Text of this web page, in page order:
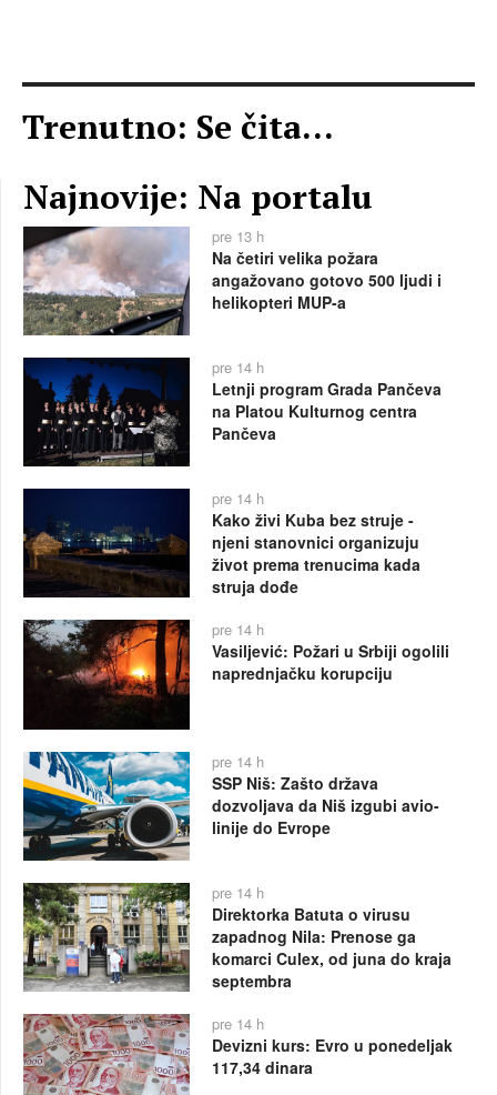
Trenutno: Se čita...
Najnovije: Na portalu
pre 13 h
Na četiri velika požara
angažovano gotovo 500 ljudi i
helikopteri MUP-a
pre 14 h
Letnji program Grada Pančeva
na Platou Kulturnog centra
Pančeva
pre 14 h
Kako živi Kuba bez struje -
njeni stanovnici organizuju
život prema trenucima kada
struja dođe
pre 14 h
Vasiljević: Požari u Srbiji ogolili
naprednjačku korupciju
pre 14 h
SSP Niš: Zašto država
dozvoljava da Niš izgubi avio-
linije do Evrope
pre 14 h
Direktorka Batuta o virusu
zapadnog Nila: Prenose ga
komarci Culex, od juna do kraja
septembra
pre 14 h
Devizni kurs: Evro u ponedeljak
117,34 dinara